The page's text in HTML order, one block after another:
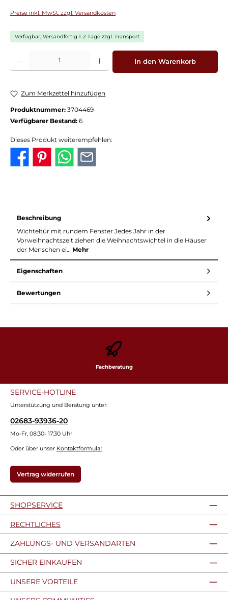
Preise inkl. MwSt. zzgl. Versandkosten
Verfügbar, Versandfertig 1-2 Tage zzgl. Transport
Produkt Anzahl: Gib den gewünschten Wert ein oder benutze die
In den Warenkorb
Zum Merkzettel hinzufügen
Produktnummer: 3704469
Verfügbarer Bestand: 6
Dieses Produkt weiterempfehlen:
Beschreibung
Wichteltür mit rundem Fenster Jedes Jahr in der
Vorweihnachtszeit ziehen die Weihnachtswichtel in die Häuser
der Menschen ei… Mehr
Eigenschaften
Bewertungen
Fachberatung
SERVICE-HOTLINE
Unterstützung und Beratung unter:
02683-93936-20
Mo-Fr, 08:30- 17:30 Uhr
Oder über unser Kontaktformular.
Vertrag widerrufen
SHOPSERVICE
RECHTLICHES
ZAHLUNGS- UND VERSANDARTEN
SICHER EINKAUFEN
UNSERE VORTEILE